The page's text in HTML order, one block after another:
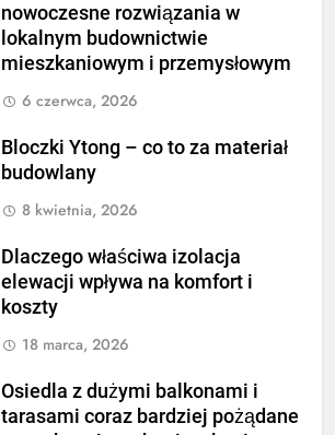
nowoczesne rozwiązania w
lokalnym budownictwie
mieszkaniowym i przemysłowym
6 czerwca, 2026
Bloczki Ytong – co to za materiał
budowlany
8 kwietnia, 2026
Dlaczego właściwa izolacja
elewacji wpływa na komfort i
koszty
18 marca, 2026
Osiedla z dużymi balkonami i
tarasami coraz bardziej pożądane